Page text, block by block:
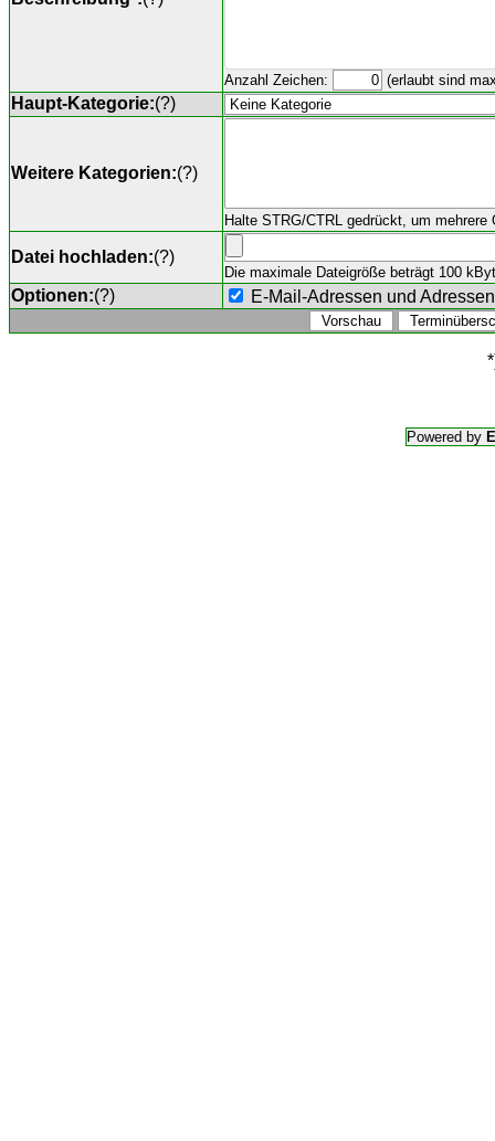
Anzahl Zeichen: (erlaubt sind
Haupt-Kategorie:(?)
Weitere Kategorien:(?)
Halte STRG/CTRL gedrückt, um mehrere
Datei hochladen:(?)
Die maximale Dateigröße beträgt 100
Optionen:(?) E-Mail-Adressen und
Powered by